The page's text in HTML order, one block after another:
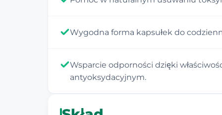
Wygodna forma kapsułek do
Wsparcie odporności dzięki
antyoksydacyjnym.